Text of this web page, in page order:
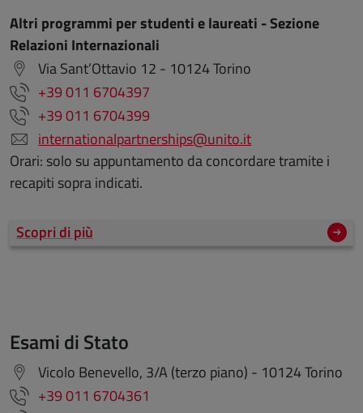
Altri programmi per studenti e laureati - Sezione
Relazioni Internazionali
Via Sant’Ottavio 12 - 10124 Torino
+39 011 6704397
+39 011 6704399
internationalpartnerships@unito.it
Orari: solo su appuntamento da concordare tramite i
recapiti sopra indicati.
Scopri di più
Esami di Stato
Vicolo Benevello, 3/A (terzo piano) - 10124 Torino
+39 011 6704361